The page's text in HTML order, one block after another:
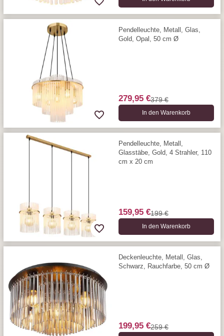
Pendelleuchte, Metall, Glas,
Gold, Opal, 50 cm Ø
279,95 €379 €
In den Warenkorb
Pendelleuchte, Metall,
Glasstäbe, Gold, 4 Strahler, 110
cm x 20 cm
159,95 €199 €
In den Warenkorb
Deckenleuchte, Metall, Glas,
Schwarz, Rauchfarbe, 50 cm Ø
199,95 €259 €